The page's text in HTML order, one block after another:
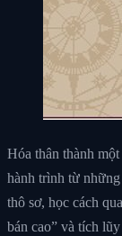
Hóa thân thành
hành trình từ
thô sơ, học cách
bán cao” và tích